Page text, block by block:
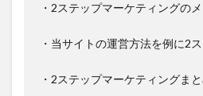
・2ステップマーケティングの
・当サイトの運営方法を例に2
・2ステップマーケティングま